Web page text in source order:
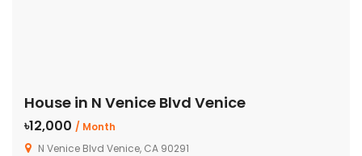
House in N Venice Blvd Venice
৳12,000 / Month
N Venice Blvd Venice, CA 90291